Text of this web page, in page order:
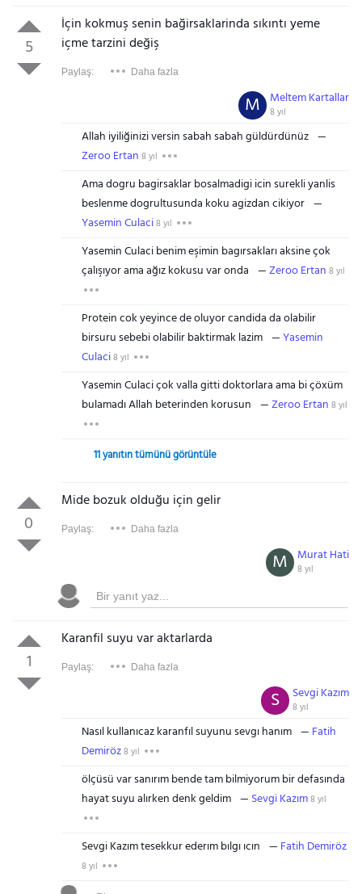
5
İçin kokmuş senin bağirsaklarinda sıkıntı yeme
içme tarzini değiş
Paylaş: Daha fazla
Meltem Kartallar
8 yıl
M
Allah iyiliğinizi versin sabah sabah güldürdünüz
Zeroo Ertan 8 yıl
Ama dogru bagirsaklar bosalmadigi icin surekli yanlis
beslenme dogrultusunda koku agizdan cikiyor
Yasemin Culaci8 yıl
Yasemin Culaci benim eşimin bagırsakları aksine çok
çalışıyor ama ağız kokusu var onda
Zeroo Ertan 8 yıl
Protein cok yeyince de oluyor candida da olabilir
birsuru sebebi olabilir baktirmak lazim
Yasemin
Culaci8 yıl
Yasemin Culaci çok valla gitti doktorlara ama bi çöxüm
bulamadı Allah beterinden korusun
Zeroo Ertan 8 yıl
11 yanıtın tümünü görüntüle
0
Mide bozuk olduğu için gelir
Paylaş: Daha fazla
Murat Hati
8 yıl
M
1
Karanfil suyu var aktarlarda
Paylaş: Daha fazla
Sevgi Kazım
8 yıl
S
Nasıl kullanıcaz karanfıl suyunu sevgı hanım
Fatih
Demiröz8 yıl
ölçüsü var sanırım bende tam bilmiyorum bir defasında
hayat suyu alırken denk geldim
Sevgi Kazım8 yıl
Sevgi Kazım tesekkur ederım bılgı ıcın Fatih Demiröz
8 yıl